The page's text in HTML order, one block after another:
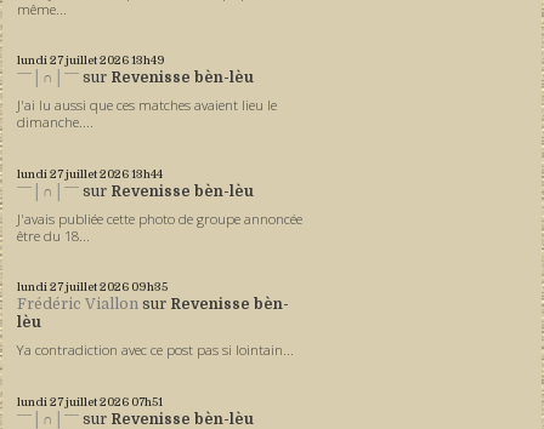
même...
lundi 27juillet 202613h49
ˉˉˉ│∩│ˉˉˉ sur Revenisse bèn-lèu
J'ai lu aussi que ces matches avaient lieu le
dimanche....
lundi 27juillet 202613h44
ˉˉˉ│∩│ˉˉˉ sur Revenisse bèn-lèu
J'avais publiée cette photo de groupe annoncée
être du 18...
lundi 27juillet 2026 09h35
Frédéric Viallon sur Revenisse bèn-
lèu
Ya contradiction avec ce post pas si lointain...
lundi 27juillet 2026 07h51
ˉˉˉ│∩│ˉˉˉ sur Revenisse bèn-lèu